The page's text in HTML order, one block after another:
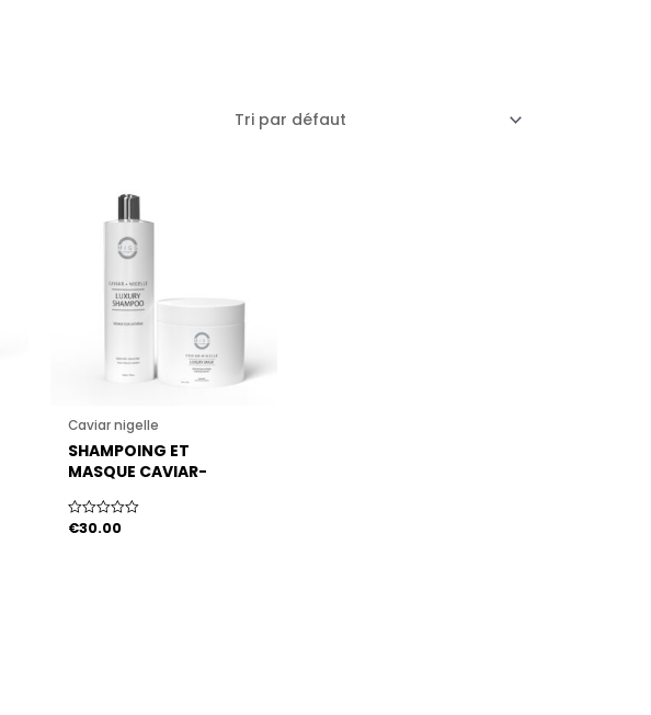
Caviar nigelle
SHAMPOING ET
MASQUE CAVIAR-
NI SILICONE MISS 24
CARATS
Note
€30.00